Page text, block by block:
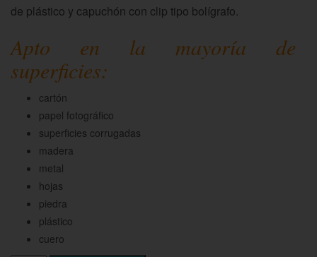
de plástico y capuchón con clip tipo bolígrafo.
Apto en la mayoría de
superficies:
cartón
papel fotográfico
superficies corrugadas
madera
metal
hojas
piedra
plástico
cuero